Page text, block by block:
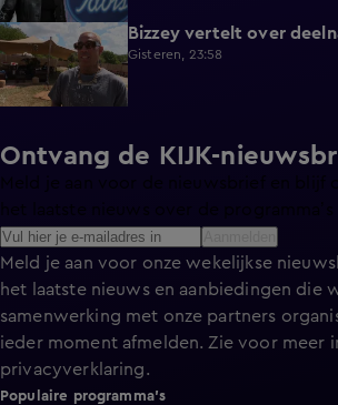
1:14 Bizzey vertelt over
Gisteren, 23:58
Ontvang de KIJK-
Meld je aan voor onze wekelijkse
het laatste nieuws en aanbiedingen die
samenwerking met onze partners
ieder moment afmelden. Zie voor meer
privacyverklaring.
Populaire programma's